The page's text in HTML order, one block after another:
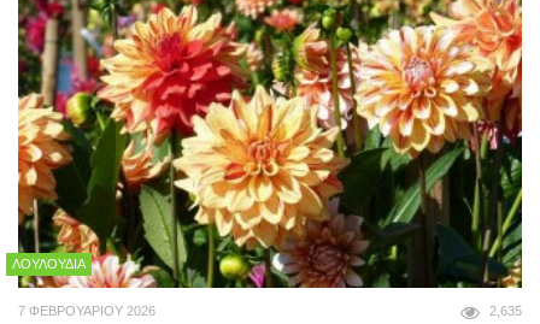
ΛΟΥΛΟΎΔΙΑ
7 ΦΕΒΡΟΥΑΡΊΟΥ 2026 2,635